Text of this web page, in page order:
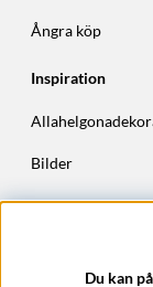
Ångra köp
Inspiration
Bilder
Höstkransar
Du kan